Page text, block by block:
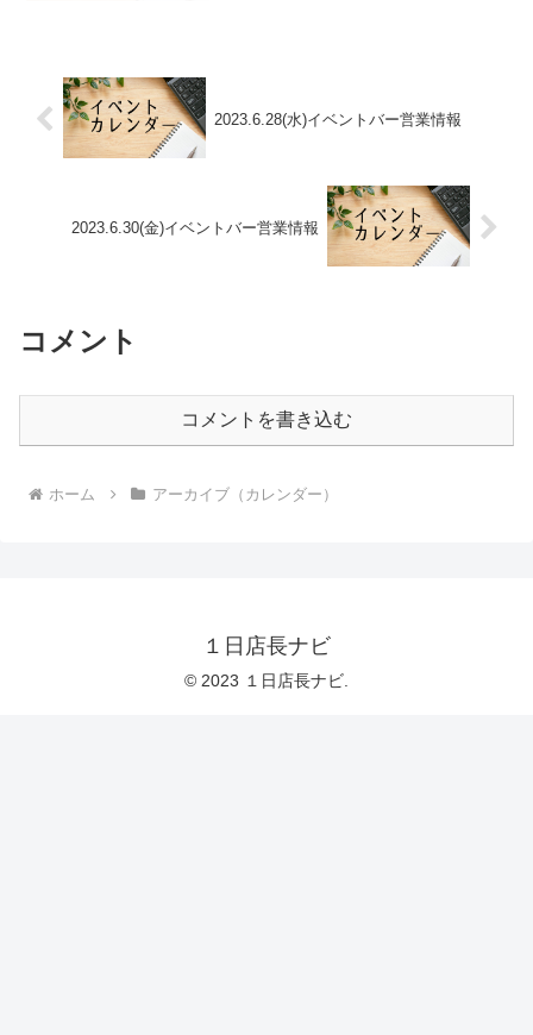
2023.6.28(水)イベントバー営業情報
2023.6.30(金)イベントバー営業情報
コメント
コメントを書き込む
ホーム アーカイブ（カレンダー）
１日店長ナビ
© 2023 １日店長ナビ.